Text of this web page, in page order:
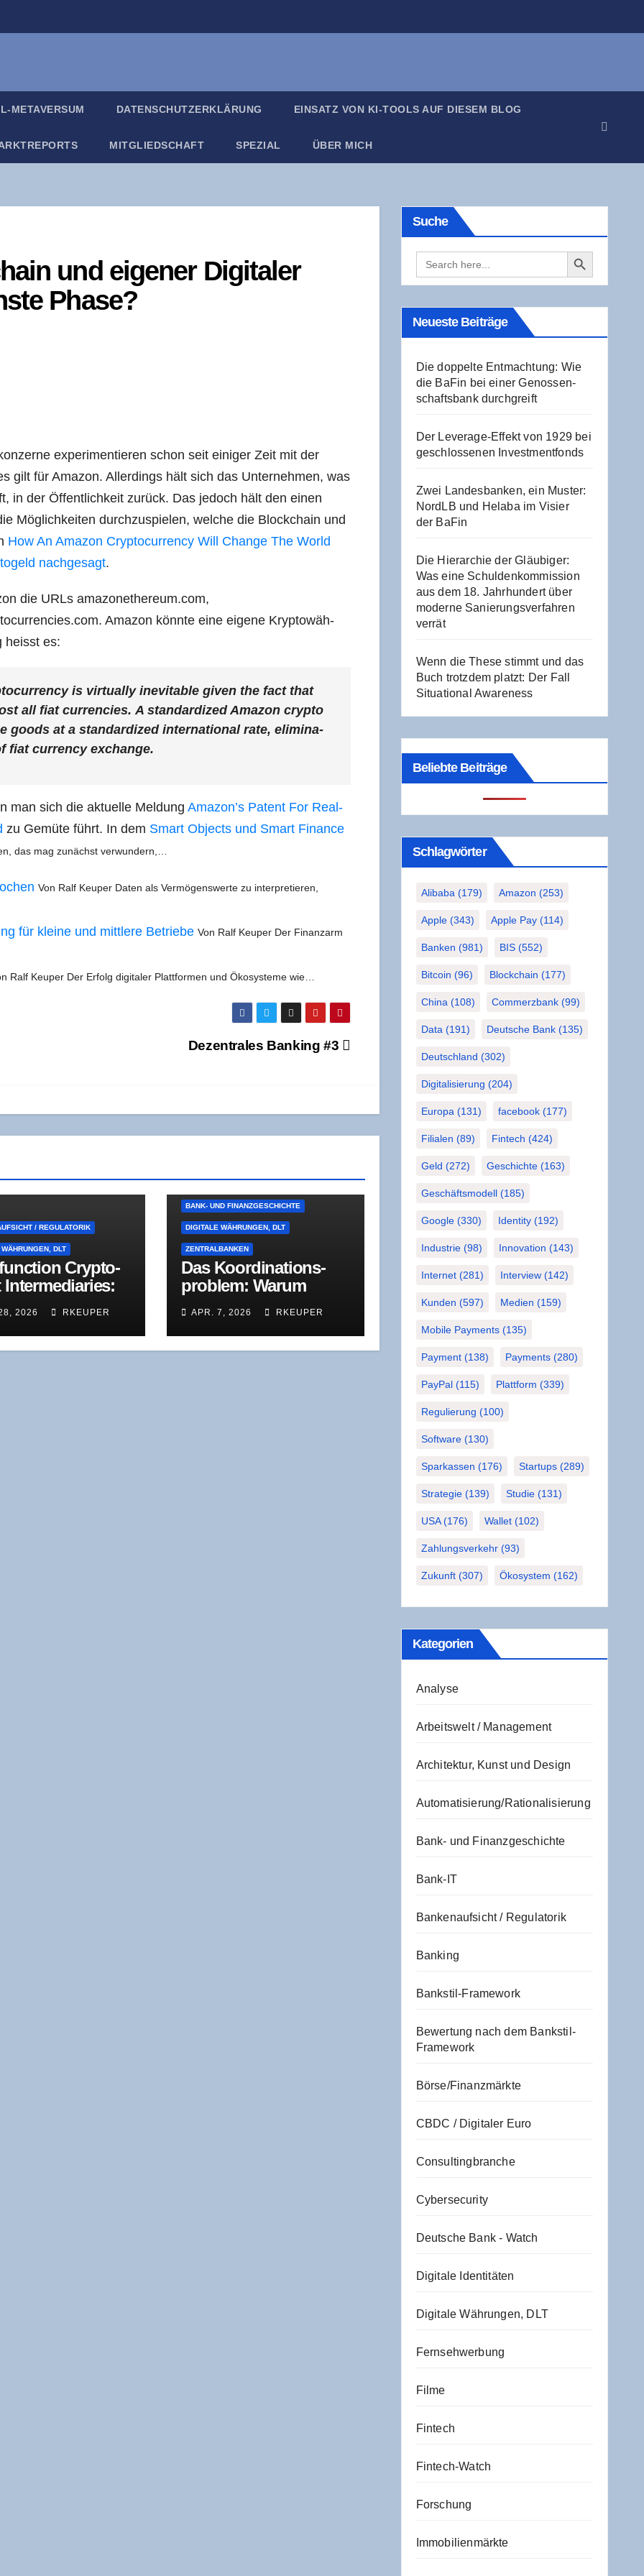
META­VER­SUM DATEN­SCHUTZ­ER­KLÄ­RUNG EIN­SATZ VON KI-TOOLS AUF DIE­SEM BLOG
MIT­GLIED­SCHAFT SPE­ZI­AL ÜBER MICH
und eige­ner Digi­ta­ler
Phase?
expe­ri­men­tie­ren schon seit eini­ger Zeit mit der
gilt für Ama­zon. Aller­dings hält sich das Unter­neh­men, was
in der Öffent­lich­keit zurück. Das jedoch hält den einen
Mög­lich­kei­ten durch­zu­spie­len, wel­che die Block­chain und
How An Ama­zon Cryp­to­cur­ren­cy Will Chan­ge The World
nach­ge­sagt.
die URLs amazonethereum.com,
Ama­zon könn­te eine eige­ne Kryp­to­wäh­
heisst es:
is vir­tual­ly ine­vi­ta­ble given the fact that
all fiat cur­ren­ci­es. A stan­dar­di­zed Ama­zon cryp­to
goods at a stan­dar­di­zed inter­na­tio­nal rate, eli­mi­na­
fiat cur­ren­cy exchange.
man sich die aktu­el­le Mel­dung Amazon’s Patent For Real-
zu Gemü­te führt. In dem Smart Objects und Smart Finan­ce
das mag zunächst verwundern,…
Von Ralf Keu­per Daten als Ver­mö­gens­wer­te zu inter­pre­tie­ren,
für klei­ne und mitt­le­re Betrie­be Von Ralf Keu­per Der Finanz­arm
Ralf Keu­per Der Erfolg digi­ta­ler Platt­for­men und Öko­sys­te­me wie…
Dezen­tra­les Ban­king #3
/ REGULATORIK
DLT
Cryp­to­
Inter­me­dia­ries:
in neu­er
2026 RKEUPER
BANK- UND FINANZGESCHICHTE
DIGITALE WÄHRUNGEN, DLT
ZENTRALBANKEN
Das Koor­di­na­ti­ons­
pro­blem: War­um
Geld spaltet
APR. 7, 2026 RKEUPER
Suche
Search
for:
Search Button
Neu­es­te Beiträge
Die dop­pel­te Ent­mach­tung: Wie
die BaFin bei einer Genos­sen­
schafts­bank durchgreift
Der Levera­ge-Effekt von 1929 bei
geschlos­se­nen Investmentfonds
Zwei Lan­des­ban­ken, ein Mus­ter:
NordLB und Hela­ba im Visier
der BaFin
Die Hier­ar­chie der Gläu­bi­ger:
Was eine Schul­den­kom­mis­si­on
aus dem 18. Jahr­hun­dert über
moder­ne Sanie­rungs­ver­fah­ren
verrät
Wenn die The­se stimmt und das
Buch trotz­dem platzt: Der Fall
Situa­tio­nal Awareness
Beliebte Beiträge
Schlag­wör­ter
Alibaba (179) Amazon (253)
Apple(343) Apple Pay(114)
Banken (981) BIS(552)
Bitcoin (96) Blockchain (177)
China (108) Commerzbank(99)
Data (191) Deutsche Bank(135)
Deutschland (302)
Digitalisierung (204)
Europa (131) facebook(177)
Filialen (89) Fintech (424)
Geld (272) Geschichte(163)
Geschäftsmodell(185)
Google(330) Identity(192)
Industrie(98) Innovation (143)
Internet(281) Interview(142)
Kunden (597) Medien (159)
Mobile Payments(135)
Payment(138) Payments(280)
PayPal(115) Plattform (339)
Regulierung (100)
Software(130)
Sparkassen (176) Startups(289)
Strategie(139) Studie(131)
USA(176) Wallet(102)
Zahlungsverkehr(93)
Zukunft(307) Ökosystem (162)
Kate­go­rien
Analyse
Arbeitswelt / Management
Architektur, Kunst und Design
Automatisierung/Rationalisierung
Bank- und Finanzgeschichte
Bank-IT
Bankenaufsicht / Regulatorik
Banking
Bankstil-Framework
Bewertung nach dem Bankstil-
Framework
Börse/Finanzmärkte
CBDC / Digitaler Euro
Consultingbranche
Cybersecurity
Deutsche Bank - Watch
Digitale Identitäten
Digitale Währungen, DLT
Fernsehwerbung
Filme
Fintech
Fintech-Watch
Forschung
Immobilienmärkte